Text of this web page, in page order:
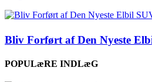
Bliv Forført af Den Nyeste
POPULæRE INDLæG